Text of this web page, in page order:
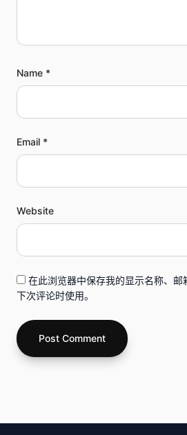
Name *
Email *
Website
在此浏览器中保存我的显示名称、
下次评论时使用。
Post Comment